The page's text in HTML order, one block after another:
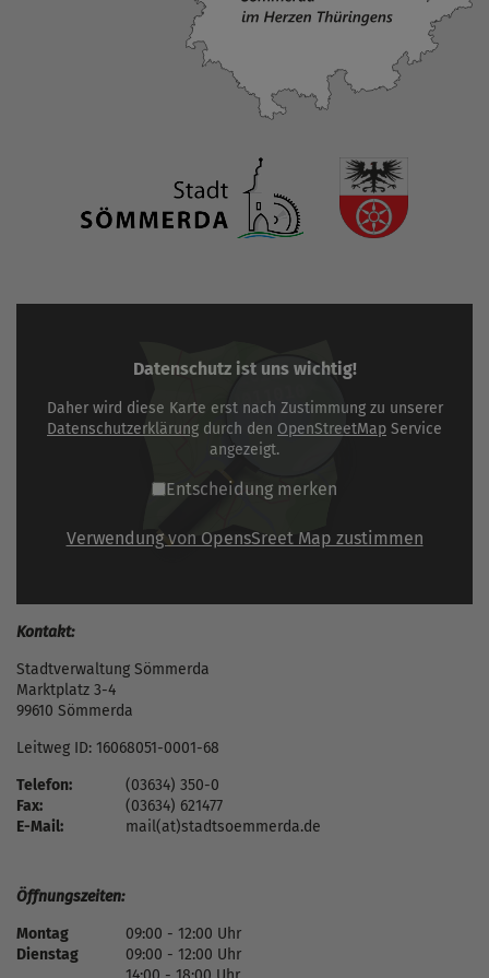
Datenschutz ist uns wichtig!
Daher wird diese Karte erst nach Zustimmung zu unserer
Datenschutzerklärung durch den OpenStreetMap Service
angezeigt.
Entscheidung merken
Verwendung von OpensSreet Map zustimmen
Kontakt:
Stadtverwaltung Sömmerda
Marktplatz 3-4
99610 Sömmerda
Leitweg ID: 16068051-0001-68
Telefon:
(03634) 350-0
Fax:
(03634) 621477
E-Mail:
mail(at)stadtsoemmerda.de
Öffnungszeiten:
Montag
09:00 - 12:00 Uhr
Dienstag
09:00 - 12:00 Uhr